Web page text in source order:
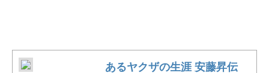
あるヤクザの生涯 安藤昇伝